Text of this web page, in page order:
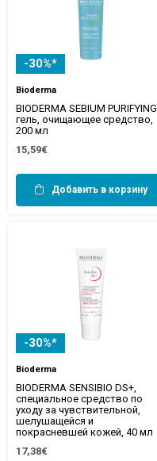
-30%*
Bioderma
BIODERMA SEBIUM PURIFYING,
гель, очищающее средство,
200 мл
15,59€
Добавить в корзину
-30%*
Bioderma
BIODERMA SENSIBIO DS+,
специальное средство по
уходу за чувствительной,
шелушащейся и
покрасневшей кожей, 40 мл
17,38€